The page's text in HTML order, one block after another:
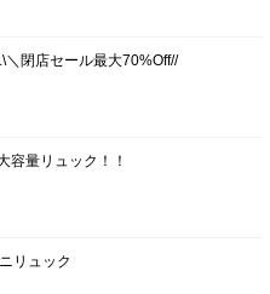
閉店セール最大70%Off//
容量リュック！！
リュック